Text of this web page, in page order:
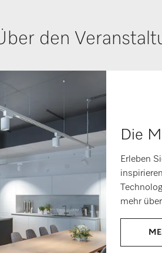
den
Die
Erleben
mehr